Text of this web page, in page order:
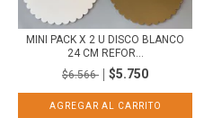
MINI PACK X 2 U DISCO BLANCO
24 CM REFOR...
$6.566
$5.750